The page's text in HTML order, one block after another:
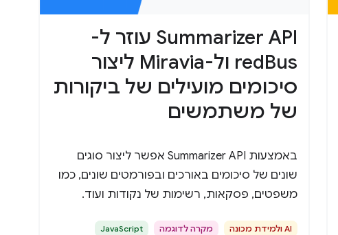
Summarizer API עוזר ל-
redBus ול-Miravia ליצור
סיכומים מועילים של ביקורות
של משתמשים
באמצעות Summarizer API אפשר ליצור סוגים
שונים של סיכומים באורכים ובפורמטים שונים, כמו
משפטים, פסקאות, רשימות של נקודות ועוד.
AI ולמידת מכונה מקרה לדוגמה JavaScript